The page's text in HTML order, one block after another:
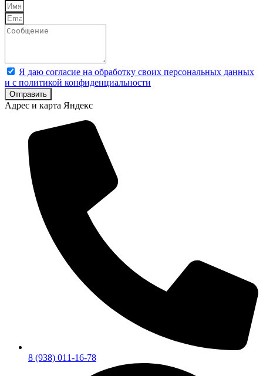
Я даю согласие на обработку своих персональных данных
и с политикой конфиденциальности
Отправить
Адрес и карта Яндекс
8 (938) 011-16-78